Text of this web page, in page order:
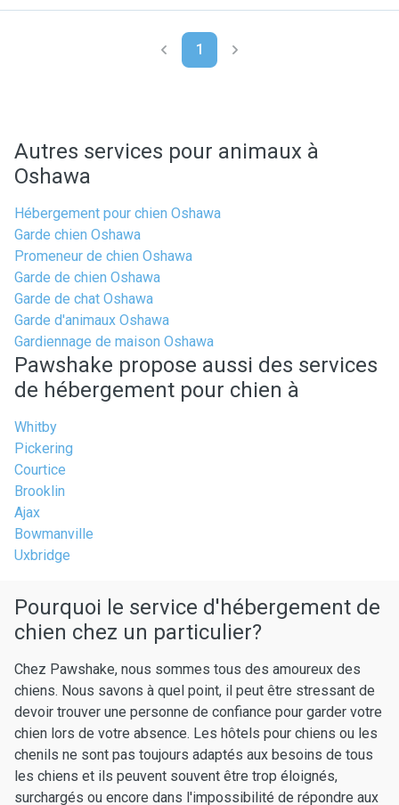
1
Autres services pour animaux à
Oshawa
Hébergement pour chien Oshawa
Garde chien Oshawa
Promeneur de chien Oshawa
Garde de chien Oshawa
Garde de chat Oshawa
Garde d'animaux Oshawa
Gardiennage de maison Oshawa
Pawshake propose aussi des services
de hébergement pour chien à
Whitby
Pickering
Courtice
Brooklin
Ajax
Bowmanville
Uxbridge
Pourquoi le service d'hébergement de
chien chez un particulier?
Chez Pawshake, nous sommes tous des amoureux des
chiens. Nous savons à quel point, il peut être stressant de
devoir trouver une personne de confiance pour garder votre
chien lors de votre absence. Les hôtels pour chiens ou les
chenils ne sont pas toujours adaptés aux besoins de tous
les chiens et ils peuvent souvent être trop éloignés,
surchargés ou encore dans l'impossibilité de répondre aux